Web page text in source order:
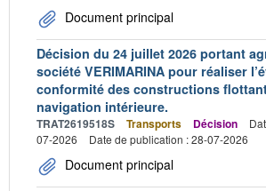
Document principal
Décision du 24 juillet 2026 portant
société VERIMARINA pour réaliser
conformité des constructions
navigation intérieure.
TRAT2619518S Transports Décision
07-2026
Date de publication : 28-07-2026
Document principal